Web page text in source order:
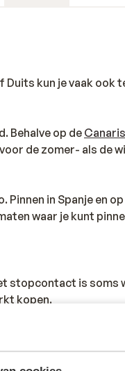
Duits kun je vaak ook
Behalve op de
de zomer- als de
in Spanje en
waar je kunt
stopcontact is soms
kopen.
of een geldig
belangrijk om na te